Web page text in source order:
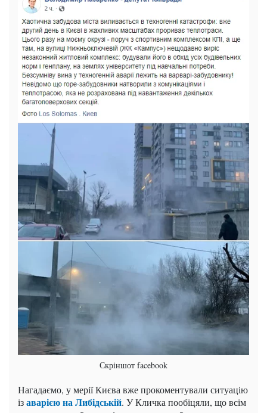
Скріншот facebook
Нагадаємо, у мерії Києва вже прокоментували ситуацію
ізаварією на Либідській. У Кличка пообіцяли, що всім